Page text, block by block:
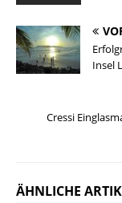
Insel
Cressi
ÄHNLICHE